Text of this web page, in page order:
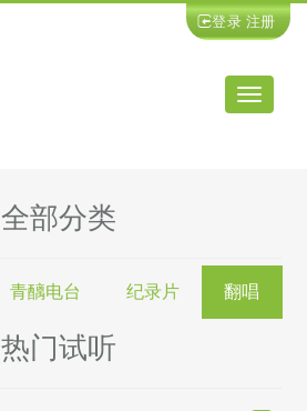
登录 注册
导
航
全部分类
青醨电台 纪录片 翻唱
热门试听